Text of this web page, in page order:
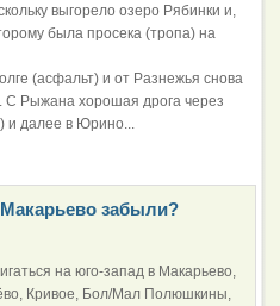
выгорело озеро Рябинки и,
была просека (тропа) на
(асфальт) и от Разнежья снова
С Рыжана хорошая дрога через
далее в Юрино...
забыли?
на юго-запад в Макарьево,
Кривое, Бол/Мал Полюшкины,